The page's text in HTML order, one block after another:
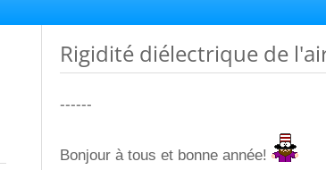
Rigidité diélectrique de
------
Bonjour à tous et bonne année!